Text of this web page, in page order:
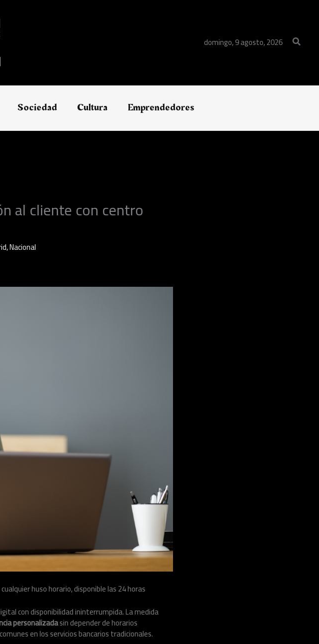
domingo, 9 agosto, 2026
Buscar
Sociedad Cultura Emprendedores
al cliente con centro
,Nacional
huso horario, disponible las 24 horas
con disponibilidad ininterrumpida. La medida
personalizadasin depender de horarios
en los servicios bancarios tradicionales.